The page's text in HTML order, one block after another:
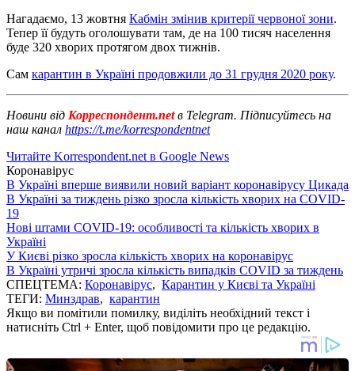
Нагадаємо, 13 жовтня Кабмін змінив критерії червоної зони.
Тепер її будуть оголошувати там, де на 100 тисяч населення
буде 320 хворих протягом двох тижнів.
Сам карантин в Україні продовжили до 31 грудня 2020 року.
Новини від Корреспондент.netв Telegram. Підписуйтесь на
наш канал https://t.me/korrespondentnet
Читайте Korrespondent.net в Google News
Коронавірус
В Україні вперше виявили новий варіант коронавірусу Цикада
В Україні за тиждень різко зросла кількість хворих на COVID-
19
Нові штами COVID-19: особливості та кількість хворих в
Україні
У Києві різко зросла кількість хворих на коронавірус
В Україні утричі зросла кількість випадків COVID за тиждень
СПЕЦТЕМА: Коронавірус, Карантин у Києві та Україні
ТЕГИ: Минздрав, карантин
Якщо ви помітили помилку, виділіть необхідний текст і
натисніть Ctrl + Enter, щоб повідомити про це редакцію.